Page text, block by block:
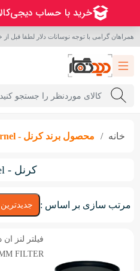
همراهان گرامی با توجه نوسانات دلار لطفا قبل از
خانه محصول برندکرنل - Kernel
کرنل - Kernel
مرتب سازی بر اساس : جدیدترین
FILTER